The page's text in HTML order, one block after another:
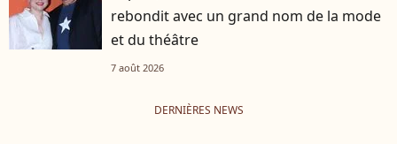
rebondit avec un grand nom de la mode
et du théâtre
7 août 2026
DERNIÈRES NEWS